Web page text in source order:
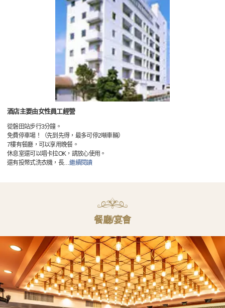
酒店主要由女性員工經營
從磐田站步行3分鐘。
免費停車場！（先到先得，最多可停2噸車輛）
7樓有餐廳，可以享用晚餐。
休息室還可以唱卡拉OK，請放心使用。
還有投幣式洗衣機，長…繼續閱讀
餐廳/宴會